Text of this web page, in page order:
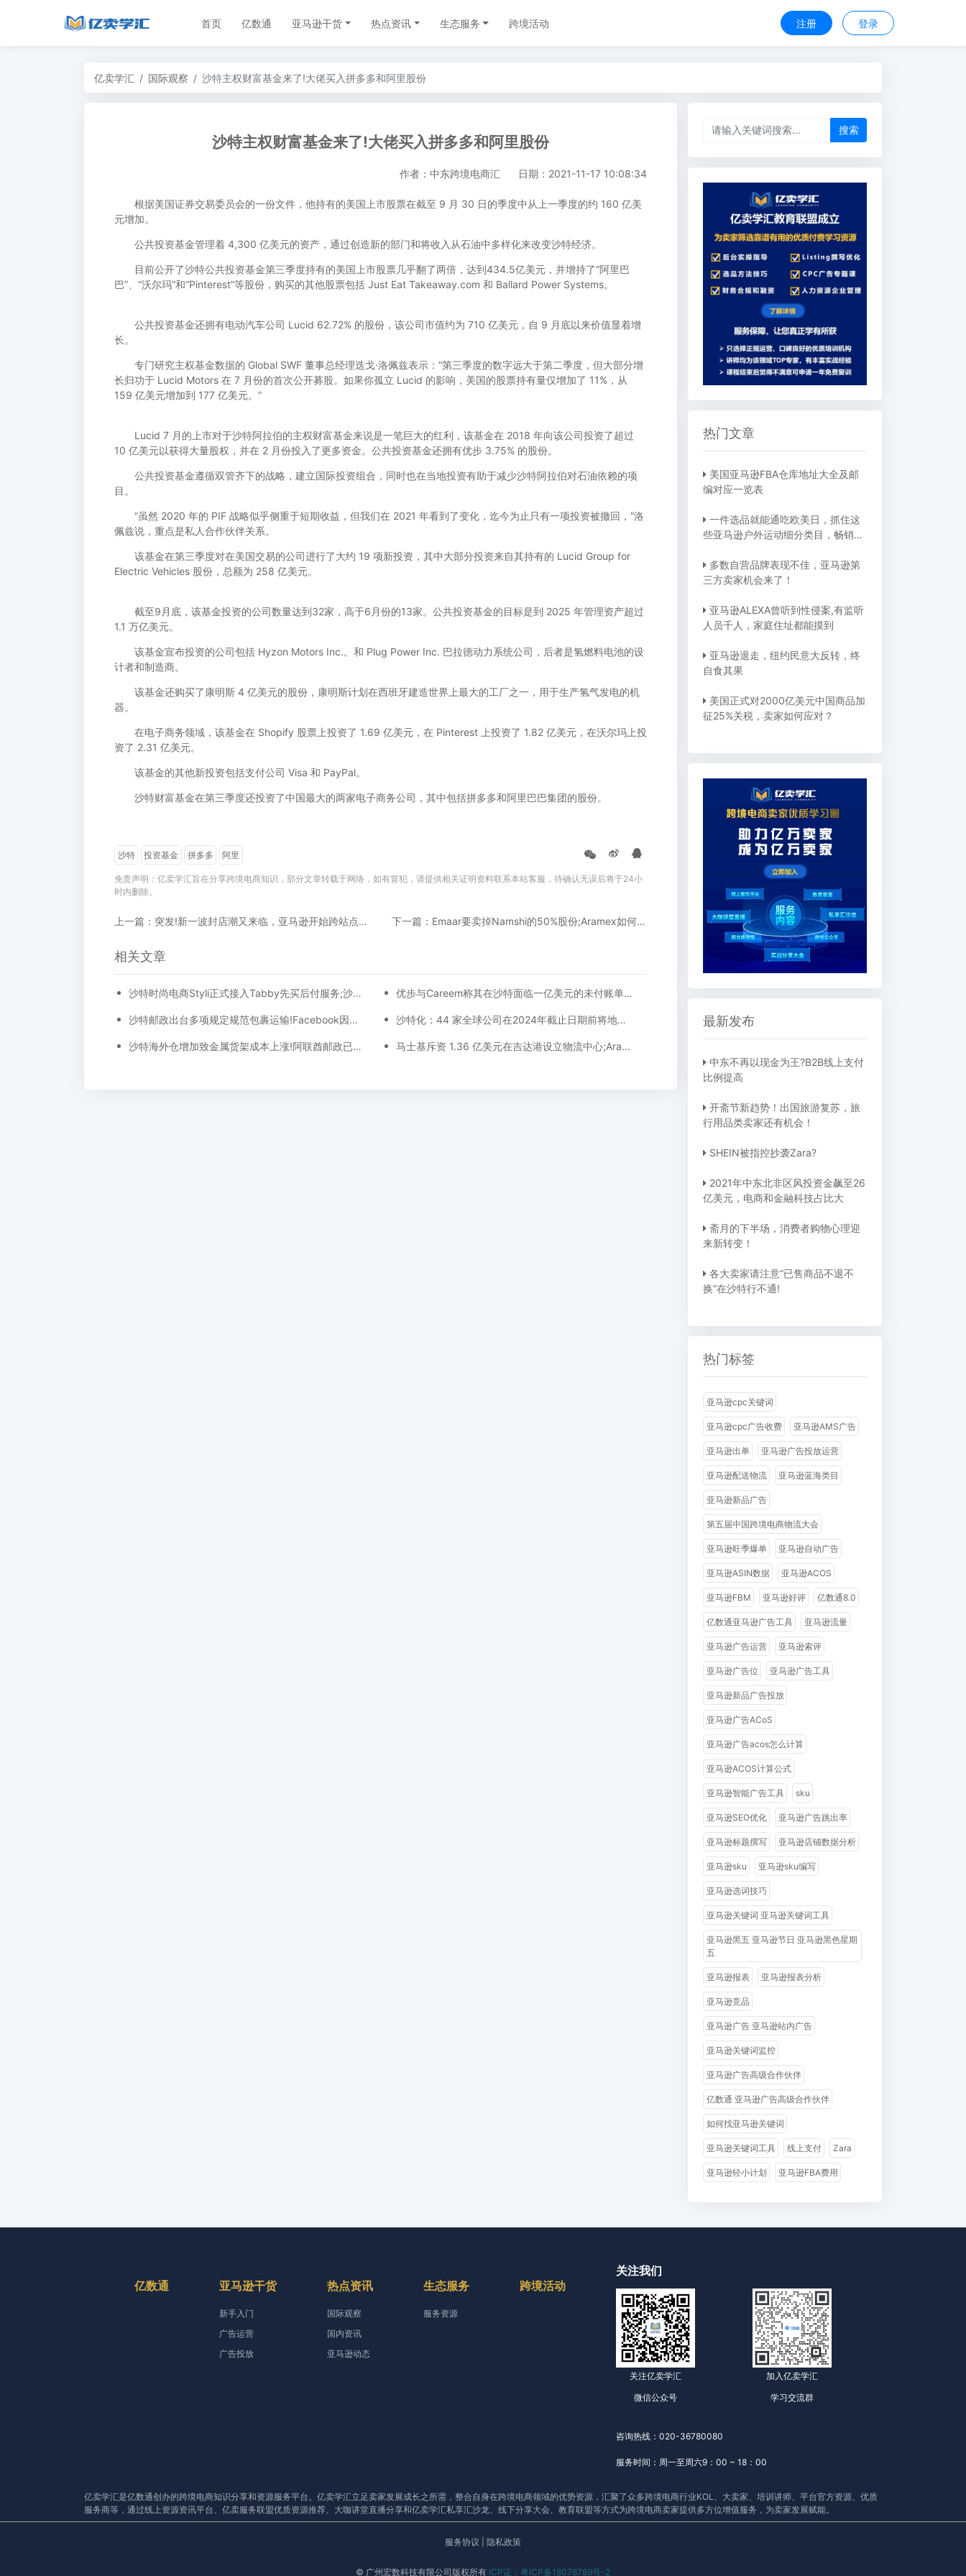
首页 亿数通 亚马逊干货 热点资讯 生态服务 跨境活动 注册 登录
亿卖学汇 国际观察 沙特主权财富基金来了!大佬买入拼多多和阿里股份
沙特主权财富基金来了!大佬买入拼多多和阿里股份
作者：中东跨境电商汇 日期：2021-11-17 10:08:34
根据美国证券交易委员会的一份文件，他持有的美国上市股票在截至 9 月 30 日的季度中从上一季度的约 160 亿美
元增加。
公共投资基金管理着 4,300 亿美元的资产，通过创造新的部门和将收入从石油中多样化来改变沙特经济。
目前公开了沙特公共投资基金第三季度持有的美国上市股票几乎翻了两倍，达到434.5亿美元，并增持了“阿里巴
巴”、“沃尔玛”和“Pinterest”等股份，购买的其他股票包括 Just Eat Takeaway.com 和 Ballard Power Systems。
公共投资基金还拥有电动汽车公司 Lucid 62.72% 的股份，该公司市值约为 710 亿美元，自 9 月底以来价值显着增
长。
专门研究主权基金数据的 Global SWF 董事总经理迭戈·洛佩兹表示：“第三季度的数字远大于第二季度，但大部分增
长归功于 Lucid Motors 在 7 月份的首次公开募股。如果你孤立 Lucid 的影响，美国的股票持有量仅增加了 11%，从
159 亿美元增加到 177 亿美元。”
Lucid 7 月的上市对于沙特阿拉伯的主权财富基金来说是一笔巨大的红利，该基金在 2018 年向该公司投资了超过
10 亿美元以获得大量股权，并在 2 月份投入了更多资金。公共投资基金还拥有优步 3.75% 的股份。
公共投资基金遵循双管齐下的战略，建立国际投资组合，同时也在当地投资有助于减少沙特阿拉伯对石油依赖的项
目。
“虽然 2020 年的 PIF 战略似乎侧重于短期收益，但我们在 2021 年看到了变化，迄今为止只有一项投资被撤回，”洛
佩兹说，重点是私人合作伙伴关系。
该基金在第三季度对在美国交易的公司进行了大约 19 项新投资，其中大部分投资来自其持有的 Lucid Group for
Electric Vehicles 股份，总额为 258 亿美元。
截至9月底，该基金投资的公司数量达到32家，高于6月份的13家。公共投资基金的目标是到 2025 年管理资产超过
1.1 万亿美元。
该基金宣布投资的公司包括 Hyzon Motors Inc.。和 Plug Power Inc. 巴拉德动力系统公司，后者是氢燃料电池的设
计者和制造商。
该基金还购买了康明斯 4 亿美元的股份，康明斯计划在西班牙建造世界上最大的工厂之一，用于生产氢气发电的机
器。
在电子商务领域，该基金在 Shopify 股票上投资了 1.69 亿美元，在 Pinterest 上投资了 1.82 亿美元，在沃尔玛上投
资了 2.31 亿美元。
该基金的其他新投资包括支付公司 Visa 和 PayPal。
沙特财富基金在第三季度还投资了中国最大的两家电子商务公司，其中包括拼多多和阿里巴巴集团的股份。
沙特 投资基金 拼多多 阿里
免责声明：亿卖学汇旨在分享跨境电商知识，部分文章转载于网络，如有冒犯，请提供相关证明资料联系本站客服，待确认无误后将于24小
时内删除。
上一篇：突发!新一波封店潮又来临，亚马逊开始跨站点连坐了? 下一篇：Emaar要卖掉Namshi的50%股份;Aramex如何助力沙特电商企业发展?
相关文章
沙特时尚电商Styli正式接入Tabby先买后付服务;沙特利雅得申办2030年世博会
沙特邮政出台多项规定规范包裹运输!​Facebook因中东用户对品牌信任度下降而计划改名！
沙特海外仓增加致金属货架成本上涨!阿联酋邮政已为亚马逊递送150万个包裹!
优步与Careem称其在沙特面临一亿美元的未付账单!卡塔尔与欧盟签署全面航空运输协议
沙特化：44 家全球公司在2024年截止日期前将地区总部迁至利雅得
马士基斥资 1.36 亿美元在吉达港设立物流中心;Aramex沙特新开物流中心，直连沙特海关系统加速清关派送
搜索
热门文章
美国亚马逊FBA仓库地址大全及邮
编对应一览表
一件选品就能通吃欧美日，抓住这
些亚马逊户外运动细分类目，畅销全
多数自营品牌表现不佳，亚马逊第
三方卖家机会来了！
亚马逊ALEXA曾听到性侵案,有监听
人员千人，家庭住址都能摸到
亚马逊退走，纽约民意大反转，终
自食其果
美国正式对2000亿美元中国商品加
征25%关税，卖家如何应对？
最新发布
中东不再以现金为王?B2B线上支付
比例提高
开斋节新趋势！出国旅游复苏，旅
行用品类卖家还有机会！
SHEIN被指控抄袭Zara?
2021年中东北非区风投资金飙至26
亿美元，电商和金融科技占比大
斋月的下半场，消费者购物心理迎
来新转变！
各大卖家请注意“已售商品不退不
换”在沙特行不通!
热门标签
亚马逊cpc关键词
亚马逊cpc广告收费 亚马逊AMS广告
亚马逊出单 亚马逊广告投放运营
亚马逊配送物流 亚马逊蓝海类目
亚马逊新品广告
第五届中国跨境电商物流大会
亚马逊旺季爆单 亚马逊自动广告
亚马逊ASIN数据 亚马逊ACOS
亚马逊FBM 亚马逊好评 亿数通8.0
亿数通亚马逊广告工具 亚马逊流量
亚马逊广告运营 亚马逊索评
亚马逊广告位 亚马逊广告工具
亚马逊新品广告投放
亚马逊广告ACoS
亚马逊广告acos怎么计算
亚马逊ACOS计算公式
亚马逊智能广告工具 sku
亚马逊SEO优化 亚马逊广告跳出率
亚马逊标题撰写 亚马逊店铺数据分析
亚马逊sku 亚马逊sku编写
亚马逊选词技巧
亚马逊关键词 亚马逊关键词工具
亚马逊黑五 亚马逊节日 亚马逊黑色星期
五
亚马逊报表 亚马逊报表分析
亚马逊竞品
亚马逊广告 亚马逊站内广告
亚马逊关键词监控
亚马逊广告高级合作伙伴
亿数通 亚马逊广告高级合作伙伴
如何找亚马逊关键词
亚马逊关键词工具 线上支付 Zara
亚马逊轻小计划 亚马逊FBA费用
亿数通 亚马逊干货
新手入门
广告运营
广告投放
热点资讯
国际观察
国内资讯
亚马逊动态
生态服务
服务资源
跨境活动
关注我们
关注亿卖学汇
微信公众号
加入亿卖学汇
学习交流群
咨询热线：020-36780080
服务时间：周一至周六9：00 ~ 18：00
亿卖学汇是亿数通创办的跨境电商知识分享和资源服务平台。亿卖学汇立足卖家发展成长之所需，整合自身在跨境电商领域的优势资源，汇聚了众多跨境电商行业KOL、大卖家、培训讲师、平台官方资源、优质
服务商等，通过线上资源资讯平台、亿卖服务联盟优质资源推荐、大咖讲堂直播分享和亿卖学汇私享汇沙龙、线下分享大会、教育联盟等方式为跨境电商卖家提供多方位增值服务，为卖家发展赋能。
服务协议 隐私政策
© 广州宏数科技有限公司版权所有 ICP证：粤ICP备18076789号-2